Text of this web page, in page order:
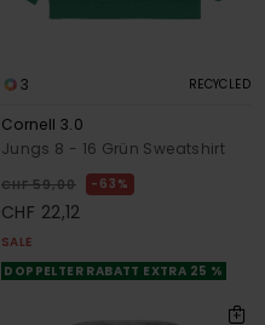
3 RECYCLED
Cornell 3.0
Jungs 8 - 16 Grün Sweatshirt
CHF 59,00 63%
CHF 22,12
SALE
DOPPELTER RABATT EXTRA 25 %